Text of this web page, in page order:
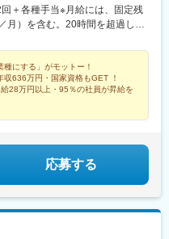
番駅、京成上野駅、立川南駅、
(千葉県)、汐入駅、高島町駅、
駅(南海線)、天王寺駅前駅、四
北浜駅(大阪府)、動物園前駅、
大阪府)、四天王寺前夕陽ケ丘
条駅(京都市営)、桃山御陵前
池駅、旧居留地・大丸前駅、
勢佐木長者町駅、日ノ出町駅、
園駅、大森海岸駅、九段下駅、
神南駅、東宿郷駅、北１２条
山駅、七ツ屋駅、新福井駅、第
＋各種手当※月給には、固定残
）を含む。20時間を超過した
工管理技士 L月給38万
：5.2万円～／月）を含む※超
L月給32万円～80万円※固定残
を含む※超過分は別途支給※経
定いたします≪年収例≫年収
！受験料は会社が負担していま
チャレンジしてください！年収
い！
にする」がモットー！
636万円・国家資格もGET ！
28万円以上・95％の社員が昇給を
応募する